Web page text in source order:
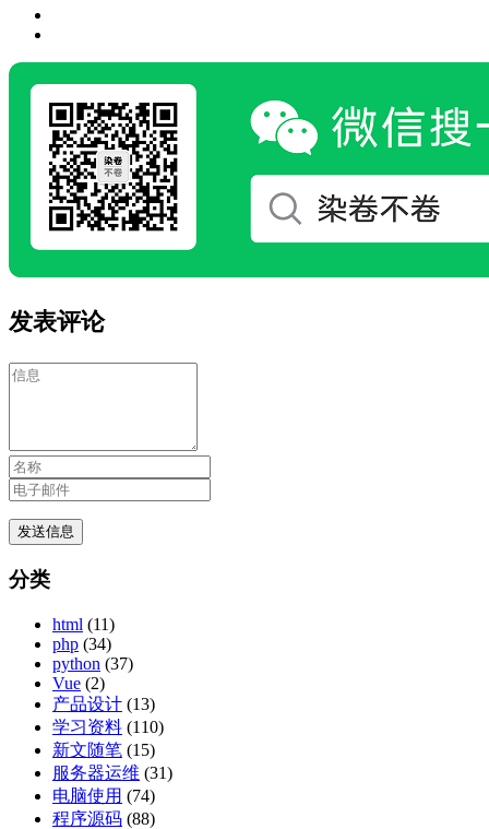
发表评论
分类
html (11)
php (34)
python (37)
Vue (2)
产品设计 (13)
学习资料 (110)
新文随笔 (15)
服务器运维 (31)
电脑使用 (74)
程序源码 (88)